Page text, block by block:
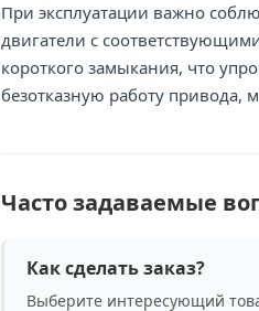
При эксплуатации важно
двигатели с
короткого замыкания, что
безотказную работу привода,
Часто задаваемые
Как сделать заказ?
Выберите интересующий